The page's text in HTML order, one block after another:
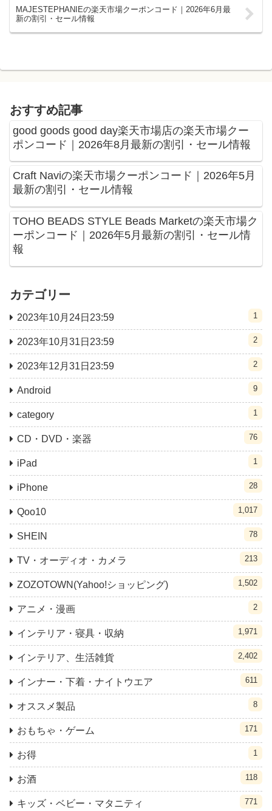
MAJESTEPHANIEの楽天市場クーポンコード｜2026年6月最
新の割引・セール情報
おすすめ記事
good goods good day楽天市場店の楽天市場クー
ポンコード｜2026年8月最新の割引・セール情報
Craft Naviの楽天市場クーポンコード｜2026年5月
最新の割引・セール情報
TOHO BEADS STYLE Beads Marketの楽天市場ク
ーポンコード｜2026年5月最新の割引・セール情
報
カテゴリー
2023年10月24日23:59 1
2023年10月31日23:59 2
2023年12月31日23:59 2
Android 9
category 1
CD・DVD・楽器 76
iPad 1
iPhone 28
Qoo10 1,017
SHEIN 78
TV・オーディオ・カメラ 213
ZOZOTOWN(Yahoo!ショッピング) 1,502
アニメ・漫画 2
インテリア・寝具・収納 1,971
インテリア、生活雑貨 2,402
インナー・下着・ナイトウエア 611
オススメ製品 8
おもちゃ・ゲーム 171
お得 1
お酒 118
キッズ・ベビー・マタニティ 771